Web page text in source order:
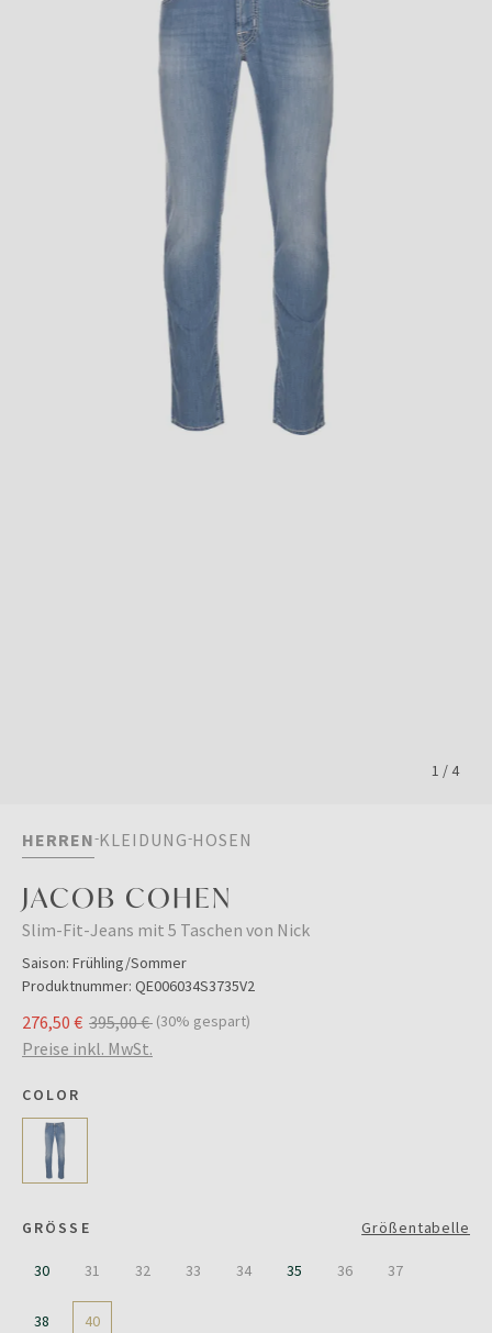
1 /4
HERREN KLEIDUNG HOSEN
JACOB COHEN
Slim-Fit-Jeans mit 5 Taschen von Nick
Saison: Frühling/Sommer
Produktnummer: QE006034S3735V2
276,50 € 395,00 € (30% gespart)
Preise inkl. MwSt.
COLOR
GRÖSSE Größentabelle
30 31 32 33 34 35 36 37
38 40